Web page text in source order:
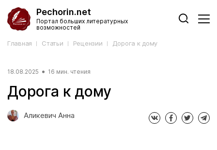
Pechorin.net
Портал больших литературных
возможностей
Главная Статьи Рецензии Дорога к дому
Дорога к дому
18.08.2025 16 мин. чтения
Аликевич Анна